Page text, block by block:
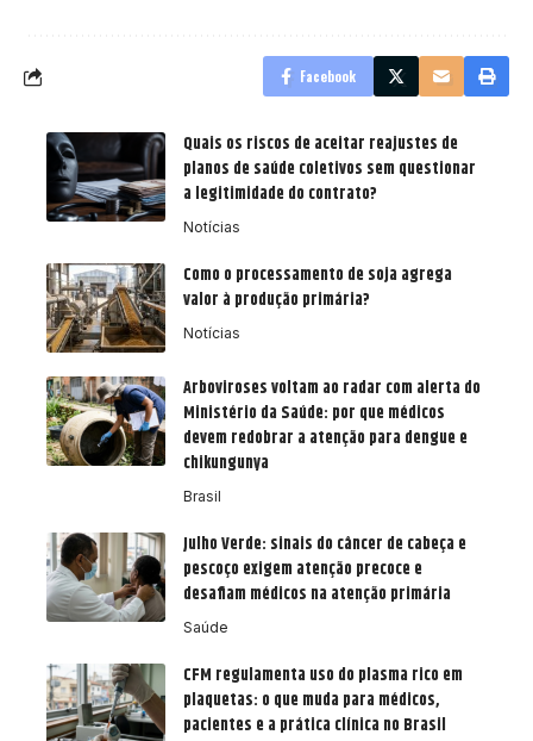
Facebook
Quais os riscos de aceitar reajustes de
planos de saúde coletivos sem questionar
a legitimidade do contrato?
Notícias
Como o processamento de soja agrega
valor à produção primária?
Notícias
Arboviroses voltam ao radar com alerta do
Ministério da Saúde: por que médicos
devem redobrar a atenção para dengue e
chikungunya
Brasil
Julho Verde: sinais do câncer de cabeça e
pescoço exigem atenção precoce e
desafiam médicos na atenção primária
Saúde
CFM regulamenta uso do plasma rico em
plaquetas: o que muda para médicos,
pacientes e a prática clínica no Brasil